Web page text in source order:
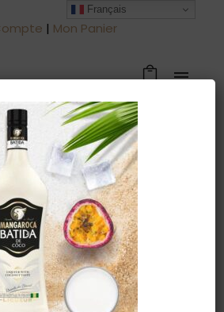
| Mon Panier
to access array offset
null in
wp-
oshin/content.php
Français